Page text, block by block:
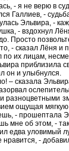
- я не верю в
Галлиев, -
Эльвира, -
- вздохнул
Просто
- сказал Лёня и
по их лицам,
приблизила
он и улыбнулся.
– сказала
и разноцветными
ощущая
- прошептала
мне об этом, -
едва уловимый
нравится, -